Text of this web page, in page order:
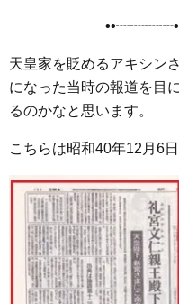
o
k
r
天皇家を貶めるアキシン
になった当時の報道を目
るのかなと思います。
こちらは昭和40年12月6